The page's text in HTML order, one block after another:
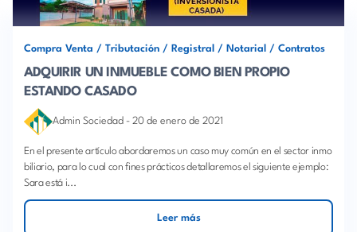
Compra Venta / Tributación / Registral / Notarial / Contratos
ADQUIRIR UN INMUEBLE COMO BIEN PROPIO
ESTANDO CASADO
Admin Sociedad - 20 de enero de 2021
En el presente artículo abordaremos un caso muy común en el sector inmo
biliario, para lo cual con fines prácticos detallaremos el siguiente ejemplo:
Sara está i...
Leer más